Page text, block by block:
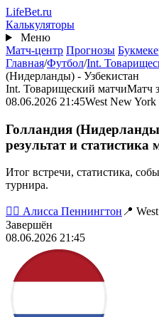
Перейти
к
основному
содержанию
LifeBet.ru
Калькуляторы
Меню
Матч-центр Прогнозы
Главная/Футбол/Int.
(Нидерланды) - Узбекистан
Int. Товарищеский матчиМатч
08.06.2026 21:45West New York
Голландия
результат и статистика
Итог встречи, статистика,
турнира.
👨‍⚖️ Алисса Пеннингтон 📍
Завершён
08.06.2026 21:45